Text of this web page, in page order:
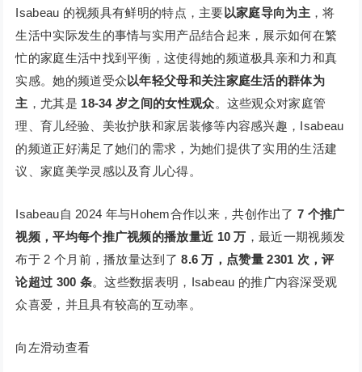
Isabeau 的视频具有鲜明的特点，主要 以家庭导向为主，将
生活中实际发生的事情与实用产品结合起来，展示如何在繁
忙的家庭生活中找到平衡，这使得她的频道极具亲和力和真
实感。她的频道受众 以年轻父母和关注家庭生活的群体为
主 ，尤其是 18-34 岁之间的女性观众。这些观众对家庭管
理、育儿经验、美妆护肤和家居装修等内容感兴趣，Isabeau
的频道正好满足了她们的需求，为她们提供了实用的生活建
议、家庭美学灵感以及育儿心得。
Isabeau自 2024 年与Hohem合作以来，共创作出了7 个推广
视频，平均每个推广视频的播放量近 10 万 ，最近一期视频发
布于 2 个月前，播放量达到了 8.6 万，点赞量 2301 次，评
论超过 300 条。这些数据表明，Isabeau 的推广内容深受观
众喜爱，并且具有较高的互动率。
向左滑动查看